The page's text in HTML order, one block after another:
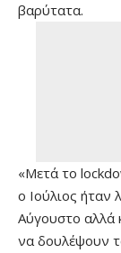
βαρύτατα.
«Μετά το
ο Ιούλιος ήταν
Αύγουστο αλλά
να δουλέψουν